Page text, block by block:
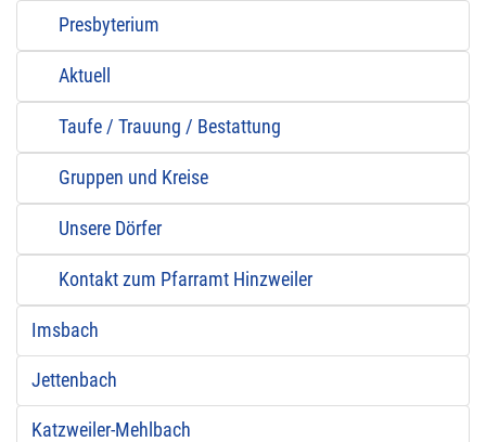
Presbyterium
Aktuell
Taufe / Trauung / Bestattung
Gruppen und Kreise
Unsere Dörfer
Kontakt zum Pfarramt Hinzweiler
Imsbach
Jettenbach
Katzweiler-Mehlbach